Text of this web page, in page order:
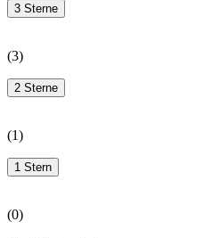
3 Sterne
(3)
2 Sterne
(1)
1 Stern
(0)